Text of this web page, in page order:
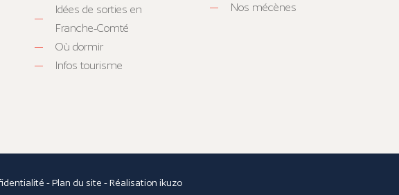
Idées de sorties en
Franche-Comté
Où dormir
Infos tourisme
Nos mécènes
-Plan du site - Réalisationikuzo